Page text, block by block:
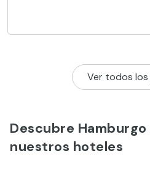
Ver todos los
Descubre
nuestros hoteles